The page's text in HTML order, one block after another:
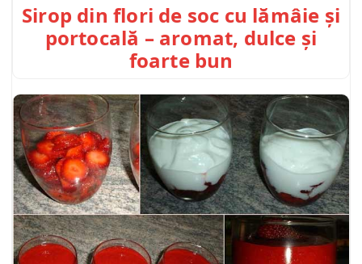
Sirop din flori de soc cu lămâie și
portocală – aromat, dulce și
foarte bun